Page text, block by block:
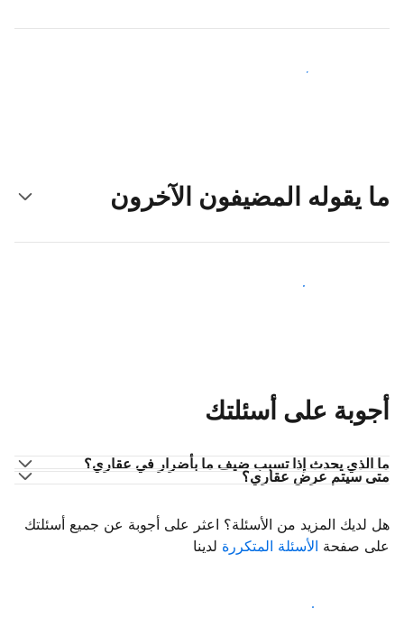
اجذب ضيوف جدد اليوم
ما يقوله المضيفون الآخرون
انضم إلى مضيفين آخرين
أجوبة على أسئلتك
ما الذي يحدث إذا تسبب ضيف ما بأضرار في عقاري؟
متى سيتم عرض عقاري؟
هل لديك المزيد من الأسئلة؟ اعثر على أجوبة عن جميع أسئلتك
على صفحة الأسئلة المتكررة لدينا
ابدأ باستقبال الضيوف